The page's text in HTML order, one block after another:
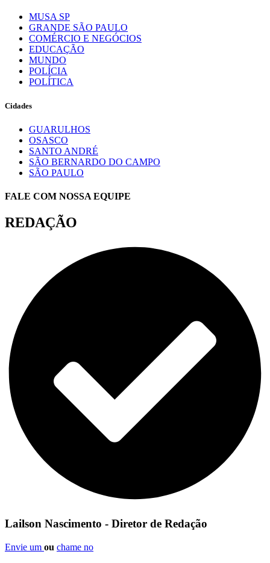
MUSA SP
GRANDE SÃO PAULO
COMÉRCIO E NEGÓCIOS
EDUCAÇÃO
MUNDO
POLÍCIA
POLÍTICA
Cidades
GUARULHOS
OSASCO
SANTO ANDRÉ
SÃO BERNARDO DO CAMPO
SÃO PAULO
FALE COM NOSSA EQUIPE
REDAÇÃO
Lailson Nascimento - Diretor de Redação
Envie um ou chame no